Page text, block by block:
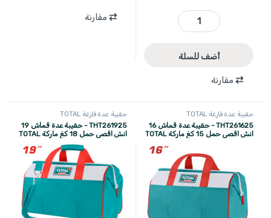
THBP04025 - حقيبة عدة على الظهر حمل 15 كغ قاعدة بلاستيك مقوى ماركة TOTAL quantity
أضف للسلة
مقارنة
مقارنة
حقيبة عدة فارغة TOTAL
THT261625 - حقيبة عدة قماش 16
انش اقصى حمل 15 كغ ماركة TOTAL
حقيبة عدة فارغة TOTAL
THT261925 - حقيبة عدة قماش 19
انش اقصى حمل 18 كغ ماركة TOTAL